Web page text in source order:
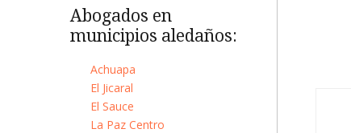
Abogados en
municipios aledaños:
Achuapa
El Jicaral
El Sauce
La Paz Centro